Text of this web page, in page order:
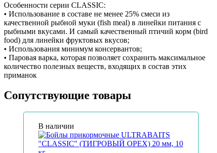
Особенности серии CLASSIC:
• Использование в составе не менее 25% смеси из
качественной рыбной муки (fish meal) в линейки питания с
рыбными вкусами. И самый качественный птичий корм (bird
food) для линейки фруктовых вкусов;
• Использования минимум консервантов;
• Паровая варка, которая позволяет сохранить максимальное
количество полезных веществ, входящих в состав этих
приманок
Сопутствующие товары
В наличии